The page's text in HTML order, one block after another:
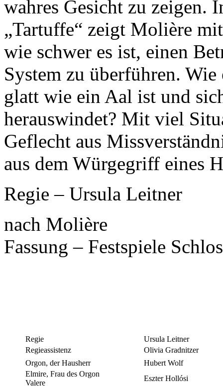
wahres Gesicht zu zeigen.
„Tartuffe“ zeigt Molière
wie schwer es ist, einen
System zu überführen.
glatt wie ein Aal ist und
herauswindet? Mit viel
Geflecht aus
aus dem Würgegriff eines
Regie – Ursula Leitner
nach Molière
Fassung – Festspiele
Regie
Ursula Leitner
Regieassistenz
Olivia Gradnitzer
Orgon, der Hausherr
Hubert Wolf
Elmire, Frau des Orgon
Valere
Eszter Hollósi